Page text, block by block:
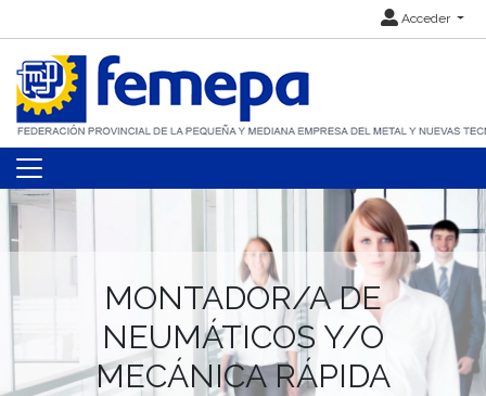
Acceder
MONTADOR/A DE
NEUMÁTICOS Y/O
MECÁNICA RÁPIDA